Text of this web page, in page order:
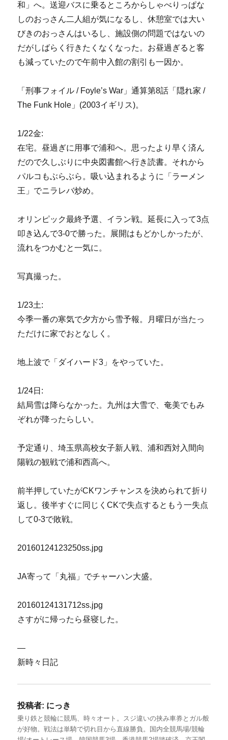
和」へ。送迎バスに乗るところからしゃべりっぱな
しのおっさん二人組が気になるし、休憩室では大い
びきのおっさんはいるし、施設側の問題ではないの
だがしばらく行きたくなくなった。お昼過ぎると客
も減っていたので午前中入館の割引も一因か。
「刑事フォイル / Foyle’s War」通算第8話「隠れ家 /
The Funk Hole」(2003イギリス)。
1/22金:
在宅。昼過ぎに用事で浦和へ。思ったより早く済ん
だので久しぶりに中央図書館へ行き読書。それから
パルコもぶらぶら。吸い込まれるように「ラーメン
王」でニラレバ炒め。
オリンピック最終予選、イラン戦。延長に入って3点
叩き込んで3-0で勝った。展開はもどかしかったが、
流れをつかむと一気に。
写真撮った。
1/23土:
今季一番の寒気で夕方から雪予報。月曜日が当たっ
ただけに家でおとなしく。
地上波で「ダイハード3」をやっていた。
1/24日:
結局雪は降らなかった。九州は大雪で、奄美でもみ
ぞれが降ったらしい。
予定通り、埼玉県高校女子新人戦、浦和西対入間向
陽戦の観戦で浦和西高へ。
前半押していたがCKワンチャンスを決められて折り
返し。後半すぐに同じくCKで失点するともう一失点
して0-3で敗戦。
20160124123250ss.jpg
JA寄って「丸福」でチャーハン大盛。
20160124131712ss.jpg
さすがに帰ったら昼寝した。
—
新時々日記
投稿者: にっき
乗り鉄と競輪に競馬、時々オート。スジ違いの挟み車券とガル般
が好物。戦法は単騎で切れ目から直線勝負。国内全競馬場/競輪